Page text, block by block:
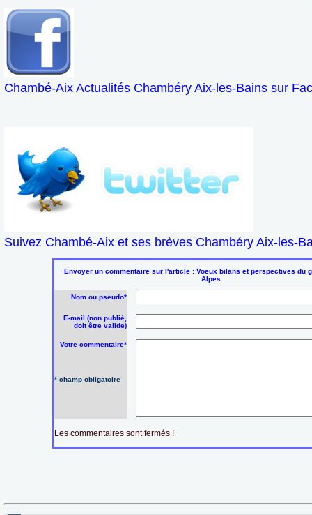
Chambé-Aix Actualités Chambéry Aix-les-Bains sur
Suivez Chambé-Aix et ses brèves Chambéry Aix-les-
Envoyer un commentaire sur l'article : Voeux bilans et perspectives du
Alpes
Nom ou pseudo*
E-mail (non publié,
doit être valide)
Votre commentaire*
* champ obligatoire
Les commentaires sont fermés !